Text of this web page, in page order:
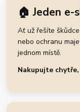
🏠 Jeden e-
Ať už řešíte
nebo ochranu
jednom místě.
Nakupujte